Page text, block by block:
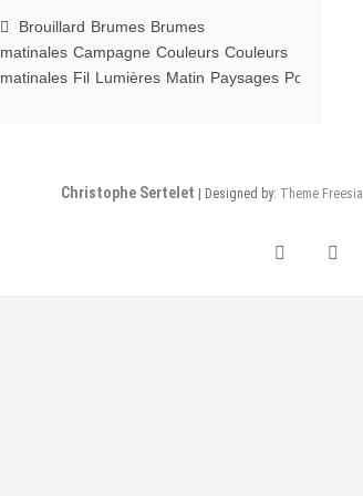
plaine
Brouillard Brumes Brumes
matinales Campagne Couleurs Couleurs
matinales Fil Lumières Matin Paysages Poteaux
Christophe Sertelet | Designed by: Theme Freesia
instagram